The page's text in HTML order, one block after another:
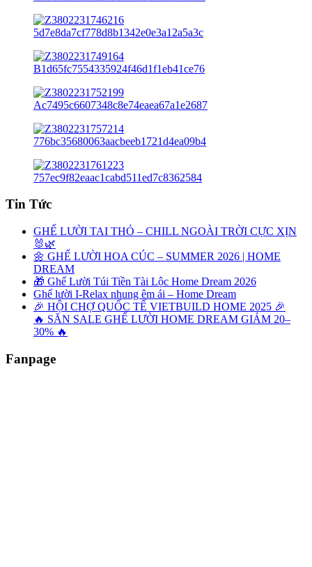
Tin Tức
GHẾ LƯỜI TAI THỎ – CHILL NGOÀI TRỜI CỰC XỊN
🐰🌿
🌼 GHẾ LƯỜI HOA CÚC – SUMMER 2026 | HOME
DREAM
🎁 Ghế Lười Túi Tiền Tài Lộc Home Dream 2026
Ghế lười I-Relax nhung êm ái – Home Dream
🎉 HỘI CHỢ QUỐC TẾ VIETBUILD HOME 2025 🎉
🔥 SĂN SALE GHẾ LƯỜI HOME DREAM GIẢM 20–
30% 🔥
Fanpage